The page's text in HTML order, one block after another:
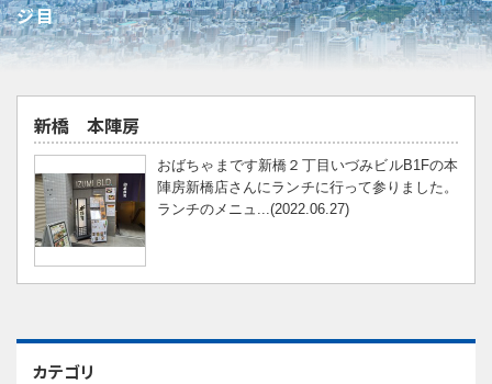
ジ目
新橋 本陣房
おばちゃまです新橋２丁目いづみビルB1Fの本
陣房新橋店さんにランチに行って参りました。
ランチのメニュ...(2022.06.27)
カテゴリ